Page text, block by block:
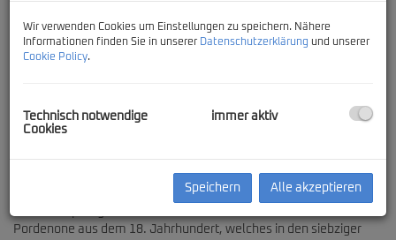
Pordenone aus dem 18. Jahrhundert, welches in den siebziger
Wir verwenden Cookies um Einstellungen zu speichern. Nähere
Informationen finden Sie in unserer Datenschutzerklärung und unserer
Cookie Policy.
Technisch notwendige
Cookies
immer aktiv
Speichern Alle akzeptieren